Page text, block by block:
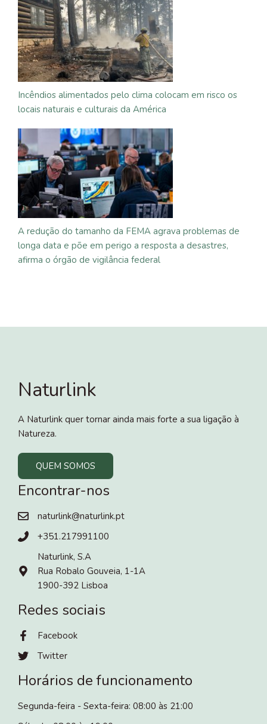
Incêndios alimentados pelo clima colocam em risco os
locais naturais e culturais da América
A redução do tamanho da FEMA agrava problemas de
longa data e põe em perigo a resposta a desastres,
afirma o órgão de vigilância federal
Naturlink
A Naturlink quer tornar ainda mais forte a sua ligação à
Natureza.
QUEM SOMOS
Encontrar-nos
naturlink@naturlink.pt
+351.217991100
Naturlink, S.A
Rua Robalo Gouveia, 1-1A
1900-392 Lisboa
Redes sociais
Facebook
Twitter
Horários de funcionamento
Segunda-feira - Sexta-feira: 08:00 às 21:00